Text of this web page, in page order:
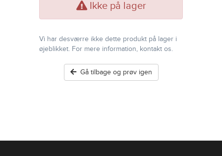
Ikke på lager
Vi har desværre ikke dette produkt på lager i
øjeblikket. For mere information, kontakt os.
Gå tilbage og prøv igen